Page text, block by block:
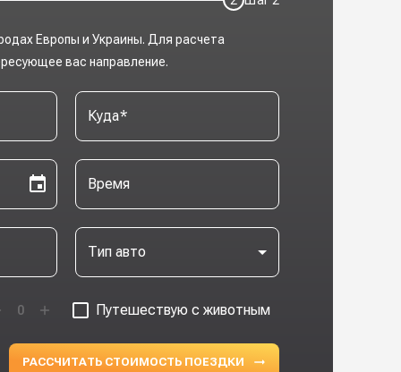
Европы и Украины. Для расчета
вас направление.
Куда*
Время
Тип авто
0 Путешествую с животным
РАССЧИТАТЬ СТОИМОСТЬ ПОЕЗДКИ